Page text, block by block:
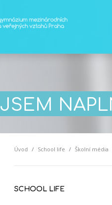
JSEM
Úvod School life Školní média
SCHOOL LIFE